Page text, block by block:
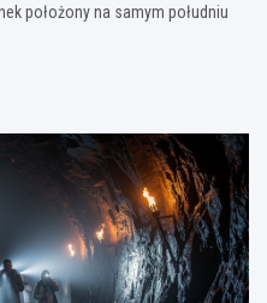
położony na samym południu